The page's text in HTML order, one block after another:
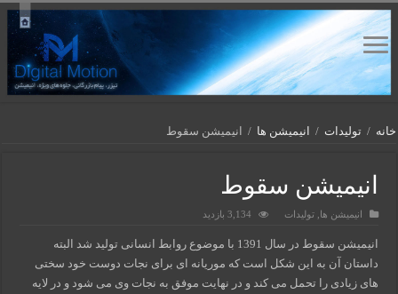
خانه / تولیدات / انیمیشن ها / انیمیشن سقوط
انیمیشن سقوط
انیمیشن ها ,تولیدات 3,134 بازدید
انیمیشن سقوط در سال 1391 با موضوع روابط انسانی تولید شد البته
داستان آن به این شکل است که موریانه ای برای نجات دوست خود سختی
های زیادی را تحمل می کند و در نهایت موفق به نجات وی می شود و در لایه